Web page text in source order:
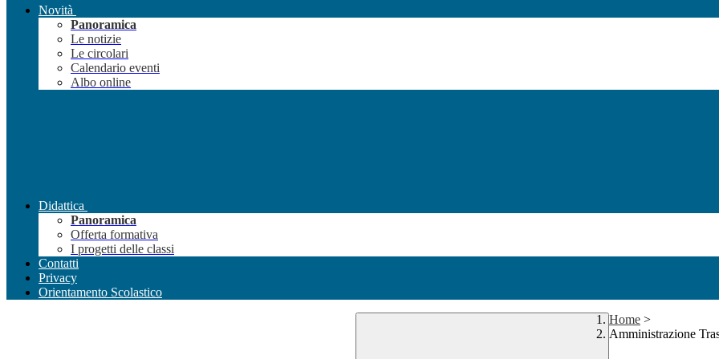
Novità
Panoramica
Le notizie
Le circolari
Calendario eventi
Albo online
Didattica
Panoramica
Offerta formativa
I progetti delle classi
Contatti
Privacy
Orientamento Scolastico
Home >
Amministrazione